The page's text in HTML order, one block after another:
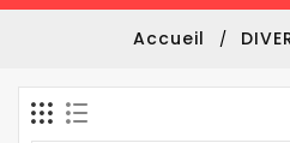
Accueil